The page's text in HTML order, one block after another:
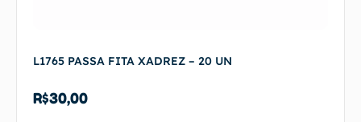
L1765 PASSA FITA XADREZ – 20 UN
R$30,00